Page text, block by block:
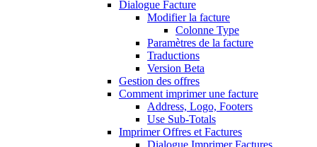
Dialogue Facture
Modifier la facture
Colonne Type
Paramètres de la facture
Traductions
Version Beta
Gestion des offres
Comment imprimer une facture
Address, Logo, Footers
Use Sub-Totals
Imprimer Offres et Factures
Dialogue Imprimer Factures